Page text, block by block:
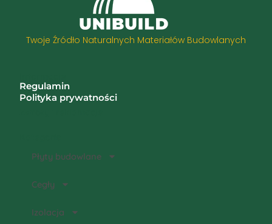
Twoje Źródło Naturalnych Materiałów Budowlanych
Płyty budowlane
Cegły
Izolacja
Regulamin
Polityka prywatności